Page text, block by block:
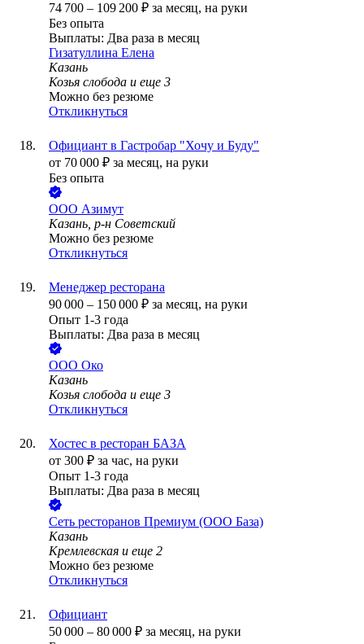
74 700 – 109 200 ₽ за месяц, на руки
Без опыта
Выплаты: Два раза в месяц
Гизатуллина Елена
Казань
Козья слобода и еще 3
Можно без резюме
Откликнуться
Официант в Гастробар "Хочу и Буду"
от 70 000 ₽ за месяц, на руки
Без опыта
ООО Азимут
Казань, р-н Советский
Можно без резюме
Откликнуться
Менеджер ресторана
90 000 – 150 000 ₽ за месяц, на руки
Опыт 1-3 года
Выплаты: Два раза в месяц
ООО Око
Казань
Козья слобода и еще 3
Откликнуться
Хостес в ресторан БАЗА
от 300 ₽ за час, на руки
Опыт 1-3 года
Выплаты: Два раза в месяц
Сеть ресторанов Премиум (ООО База)
Казань
Кремлевская и еще 2
Можно без резюме
Откликнуться
Официант
50 000 – 80 000 ₽ за месяц, на руки